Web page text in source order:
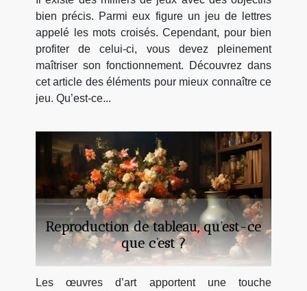
bien précis. Parmi eux figure un jeu de lettres
appelé les mots croisés. Cependant, pour bien
profiter de celui-ci, vous devez pleinement
maîtriser son fonctionnement. Découvrez dans
cet article des éléments pour mieux connaître ce
jeu. Qu’est-ce...
Reproduction de tableau, qu’est-ce
que c’est ?
Les œuvres d’art apportent une touche